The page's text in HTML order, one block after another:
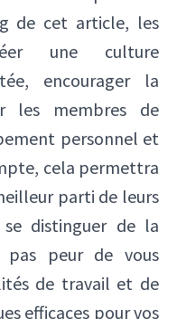
de cet article, les
une culture
encourager la
les membres de
personnel et
cela permettra
parti de leurs
distinguer de la
pas peur de vous
de travail et de
efficaces pour vos